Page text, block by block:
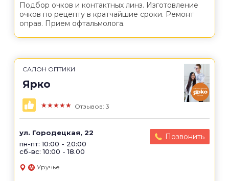
Подбор очков и контактных линз. Изготовление
очков по рецепту в кратчайшие сроки. Ремонт
оправ. Прием офтальмолога.
САЛОН ОПТИКИ
Ярко
★★★★★ Отзывов: 3
ул. Городецкая, 22
пн-пт: 10:00 - 20:00
сб-вс: 10:00 - 18.00
Позвонить
Уручье